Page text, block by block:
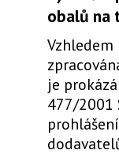
obalů na
je
477/2001